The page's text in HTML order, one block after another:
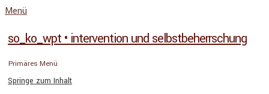
Menü
so_ko_wpt • intervention und selbstbeherrschung
Primäres Menü
Springe zum Inhalt